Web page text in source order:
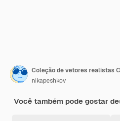
nikapeshkov
Você também pode gostar